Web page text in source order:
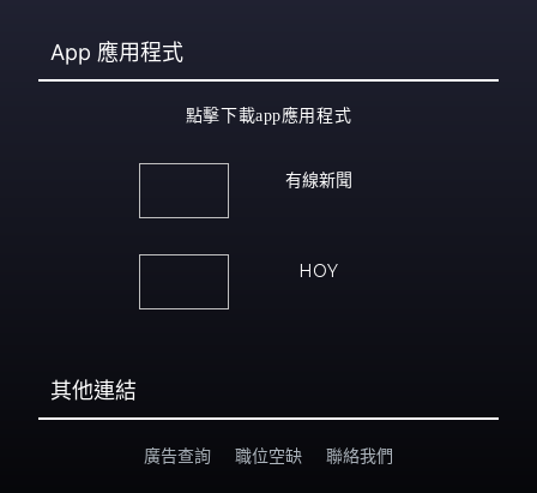
App 應用程式
點擊下載app應用程式
有線新聞
HOY
其他連結
廣告查詢 職位空缺 聯絡我們